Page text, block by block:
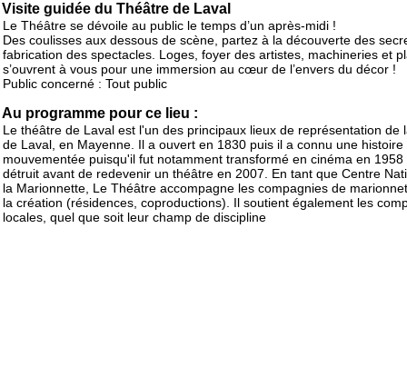
Visite guidée du Théâtre de Laval
Le Théâtre se dévoile au public le temps d’un après-midi !
Des coulisses aux dessous de scène, partez à la découverte des
fabrication des spectacles. Loges, foyer des artistes, machineries et
s’ouvrent à vous pour une immersion au cœur de l’envers du décor !
Public concerné : Tout public
Au programme pour ce lieu :
Le théâtre de Laval est l'un des principaux lieux de représentation de
de Laval, en Mayenne. Il a ouvert en 1830 puis il a connu une histoire
mouvementée puisqu'il fut notamment transformé en cinéma en 1958
détruit avant de redevenir un théâtre en 2007. En tant que Centre
la Marionnette, Le Théâtre accompagne les compagnies de
la création (résidences, coproductions). Il soutient également les
locales, quel que soit leur champ de discipline